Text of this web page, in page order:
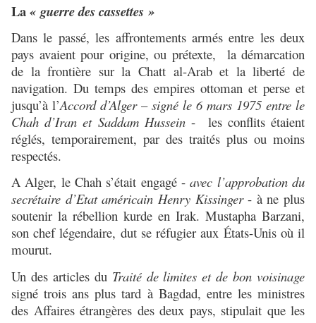
La« guerre des cassettes »
Dans le passé, les affrontements armés entre les deux
pays avaient pour origine, ou prétexte, la démarcation
de la frontière sur la Chatt al-Arab et la liberté de
navigation. Du temps des empires ottoman et perse et
jusqu’à l’Accord d’Alger – signé le 6 mars 1975 entre le
Chah d’Iran et Saddam Hussein- les conflits étaient
réglés, temporairement, par des traités plus ou moins
respectés.
A Alger, le Chah s’était engagé -avec l’approbation du
secrétaire d’Etat américain Henry Kissinger- à ne plus
soutenir la rébellion kurde en Irak. Mustapha Barzani,
son chef légendaire, dut se réfugier aux États-Unis où il
mourut.
Un des articles du Traité de limites et de bon voisinage
signé trois ans plus tard à Bagdad, entre les ministres
des Affaires étrangères des deux pays, stipulait que les